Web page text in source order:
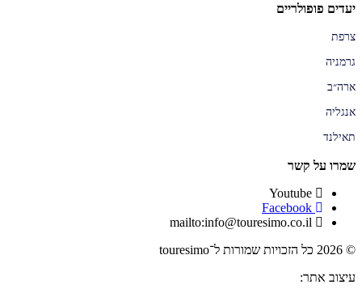
יעדים פופולריים
צרפת
גרמניה
ארה״ב
אנגליה
תאילנד
שמרו על קשר
Youtube
Facebook
mailto:info@touresimo.co.il
© 2026 כל הזכויות שמורות ל־touresimo
עיצוב אתר: